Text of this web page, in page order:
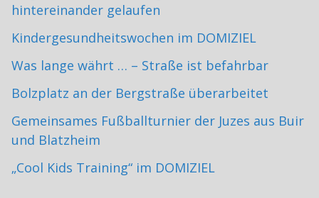
hintereinander gelaufen
Kindergesundheitswochen im DOMIZIEL
Was lange währt … – Straße ist befahrbar
Bolzplatz an der Bergstraße überarbeitet
Gemeinsames Fußballturnier der Juzes aus Buir
und Blatzheim
„Cool Kids Training“ im DOMIZIEL